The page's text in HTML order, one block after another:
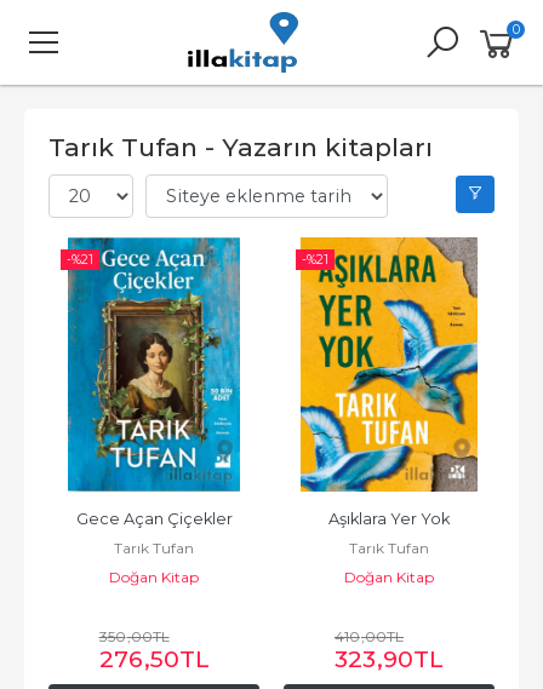
0
Tarık Tufan - Yazarın kitapları
-%21
Gece Açan Çiçekler
Tarık Tufan
Doğan Kitap
350,00TL
276,50TL
-%21
Aşıklara Yer Yok
Tarık Tufan
Doğan Kitap
410,00TL
323,90TL